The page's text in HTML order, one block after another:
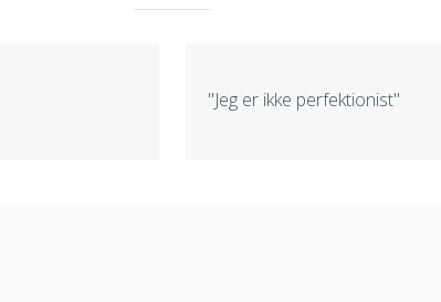
"Jeg er ikke perfektionist"